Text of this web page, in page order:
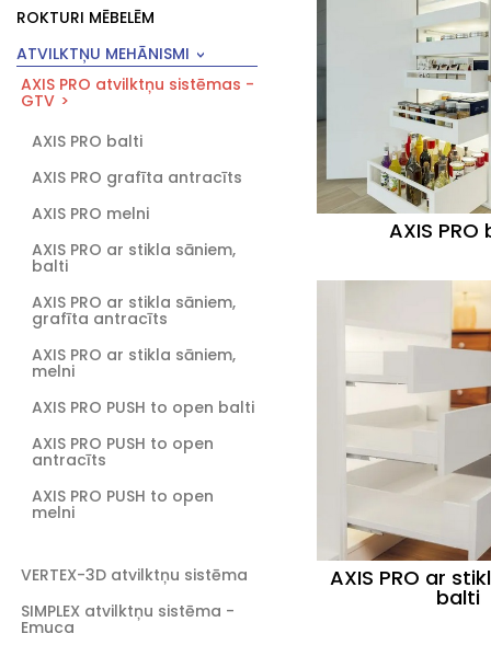
ROKTURI MĒBELĒM
ATVILKTŅU MEHĀNISMI
AXIS PRO atvilktņu sistēmas -
GTV
AXIS PRO balti
AXIS PRO grafīta antracīts
AXIS PRO melni
AXIS PRO ar stikla sāniem,
balti
AXIS PRO ar stikla sāniem,
grafīta antracīts
AXIS PRO ar stikla sāniem,
melni
AXIS PRO PUSH to open balti
AXIS PRO PUSH to open
antracīts
AXIS PRO PUSH to open
melni
VERTEX-3D atvilktņu sistēma
SIMPLEX atvilktņu sistēma -
Emuca
AXIS PRO
AXIS PRO ar
balti